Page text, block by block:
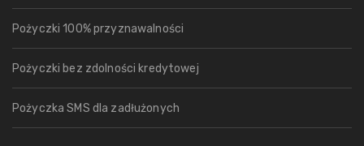
Pożyczki 100% przyznawalności
Pożyczki bez zdolności kredytowej
Pożyczka SMS dla zadłużonych